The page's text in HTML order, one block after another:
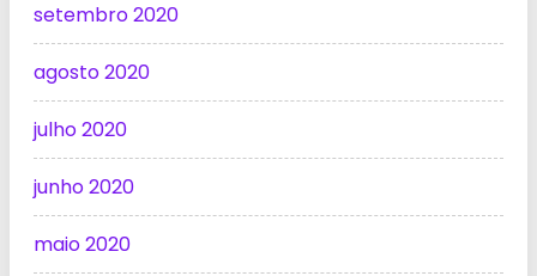
setembro 2020
agosto 2020
julho 2020
junho 2020
maio 2020